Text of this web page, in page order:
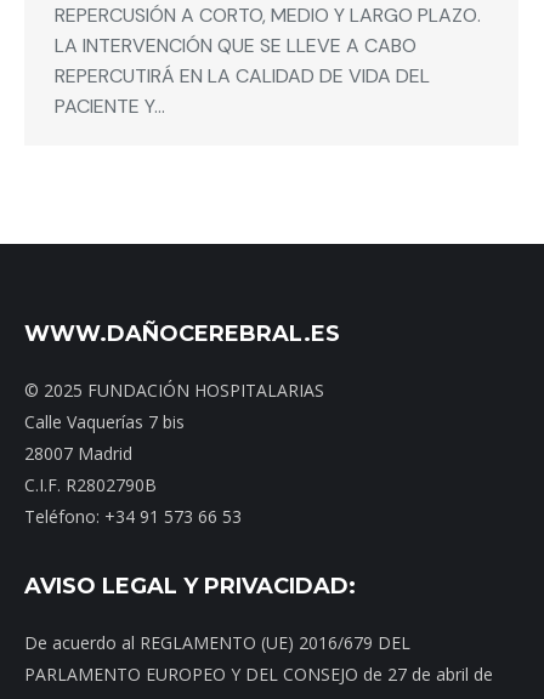
REPERCUSIÓN A CORTO, MEDIO Y LARGO PLAZO.
LA INTERVENCIÓN QUE SE LLEVE A CABO
REPERCUTIRÁ EN LA CALIDAD DE VIDA DEL
PACIENTE Y…
WWW.DAÑOCEREBRAL.ES
© 2025 FUNDACIÓN HOSPITALARIAS
Calle Vaquerías 7 bis
28007 Madrid
C.I.F. R2802790B
Teléfono: +34 91 573 66 53
AVISO LEGAL Y PRIVACIDAD:
De acuerdo al REGLAMENTO (UE) 2016/679 DEL
PARLAMENTO EUROPEO Y DEL CONSEJO de 27 de abril de